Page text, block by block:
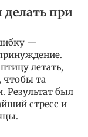
делать при
—
летать,
чтобы та
Результат был
стресс и